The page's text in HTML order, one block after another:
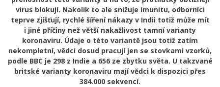
virus blokují. Nakolik to ale snižuje imunitu, odborníci
teprve zjišťují, rychlé šíření nákazy v Indii totiž může mít
i jiné příčiny než větší nakažlivost tamní varianty
koronaviru. Údaje o této variantě jsou totiž zatím
nekompletní, vědci dosud pracují jen se stovkami vzorků,
podle BBC je 298 z Indie a 656 ze zbytku světa. U takzvané
britské varianty koronaviru mají vědci k dispozici přes
384.000 sekvencí.